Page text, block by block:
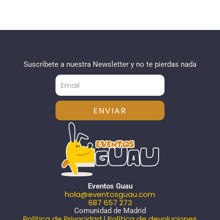
Suscríbete a nuestra Newsletter y no te pierdas nada
ENVIAR
Eventos Guau
hola@eventosguau.com
687 657 273
Comunidad de Madrid